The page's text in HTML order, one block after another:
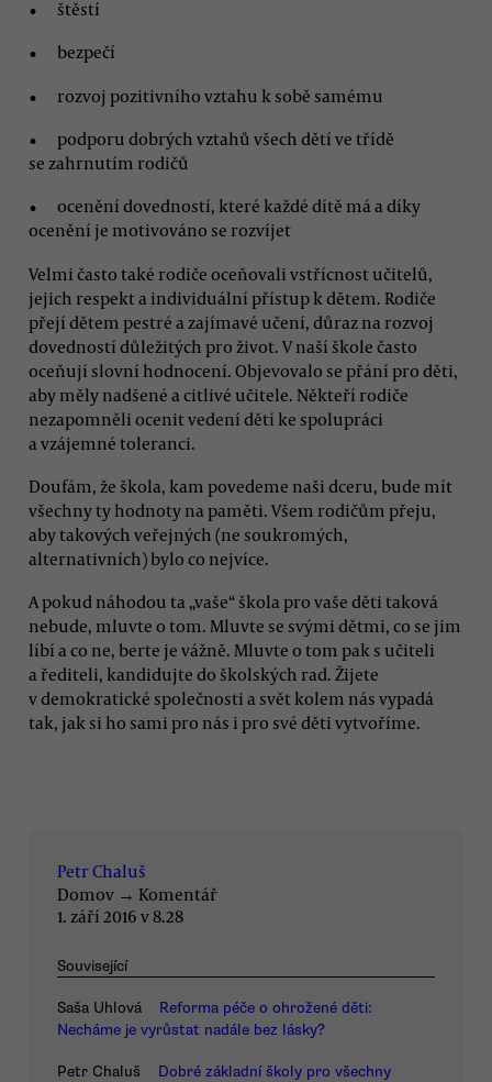
štěstí
bezpečí
rozvoj pozitivního vztahu k sobě samému
podporu dobrých vztahů všech dětí ve třídě
se zahrnutím rodičů
ocenění dovedností, které každé dítě má a díky
ocenění je motivováno se rozvíjet
Velmi často také rodiče oceňovali vstřícnost učitelů,
jejich respekt a individuální přístup k dětem. Rodiče
přejí dětem pestré a zajímavé učení, důraz na rozvoj
dovedností důležitých pro život. V naší škole často
oceňují slovní hodnocení. Objevovalo se přání pro děti,
aby měly nadšené a citlivé učitele. Někteří rodiče
nezapomněli ocenit vedení dětí ke spolupráci
a vzájemné toleranci.
Doufám, že škola, kam povedeme naši dceru, bude mít
všechny ty hodnoty na paměti. Všem rodičům přeju,
aby takových veřejných (ne soukromých,
alternativních) bylo co nejvíce.
A pokud náhodou ta „vaše“ škola pro vaše děti taková
nebude, mluvte o tom. Mluvte se svými dětmi, co se jim
líbí a co ne, berte je vážně. Mluvte o tom pak s učiteli
a řediteli, kandidujte do školských rad. Žijete
v demokratické společnosti a svět kolem nás vypadá
tak, jak si ho sami pro nás i pro své děti vytvoříme.
Petr Chaluš
Domov → Komentář
1. září 2016 v 8.28
Související
Saša Uhlová
Reforma péče o ohrožené děti:
Necháme je vyrůstat nadále bez lásky?
Petr Chaluš
Dobré základní školy pro všechny